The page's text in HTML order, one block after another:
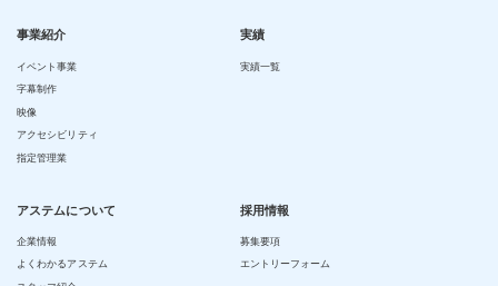
事業紹介
イベント事業
字幕制作
映像
アクセシビリティ
指定管理業
実績
実績一覧
アステムについて
企業情報
よくわかるアステム
採用情報
募集要項
エントリーフォーム